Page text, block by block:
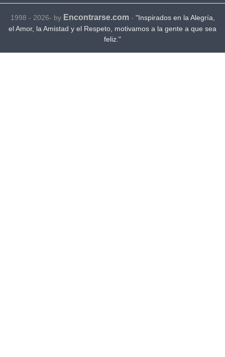
1998 - 2026- by Encontrarse.com- "Inspirados en la Alegría,
el Amor, la Amistad y el Respeto, motivamos a la gente a que sea
feliz."